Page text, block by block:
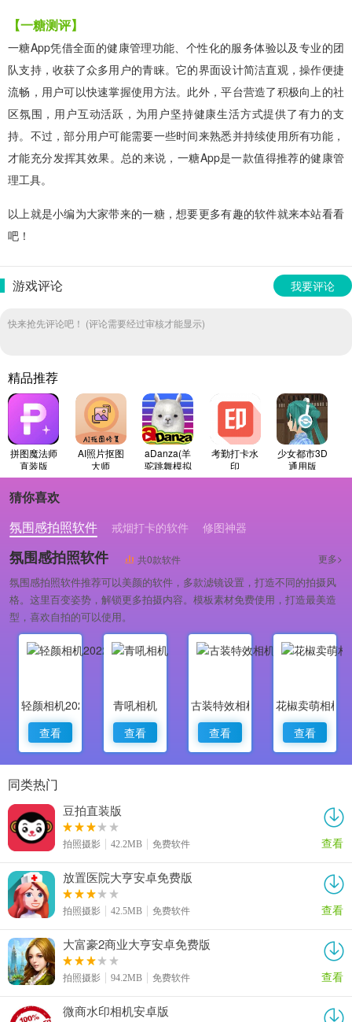
【一糖测评】
一糖App凭借全面的健康管理功能、个性化的服务体验以及专业的团
队支持，收获了众多用户的青睐。它的界面设计简洁直观，操作便捷
流畅，用户可以快速掌握使用方法。此外，平台营造了积极向上的社
区氛围，用户互动活跃，为用户坚持健康生活方式提供了有力的支
持。不过，部分用户可能需要一些时间来熟悉并持续使用所有功能，
才能充分发挥其效果。总的来说，一糖App是一款值得推荐的健康管
理工具。
以上就是小编为大家带来的一糖，想要更多有趣的软件就来本站看看
吧！
游戏评论 我要评论
快来抢先评论吧！ (评论需要经过审核才能显示)
精品推荐
拼图魔法师
直装版
AI照片抠图
大师
aDanza(羊
驼跳舞模拟
器)手机正版
考勤打卡水
印
少女都市3D
通用版
猜你喜欢
氛围感拍照软件
戒烟打卡的软件 修图神器
氛围感拍照软件 共0款软件 更多>
氛围感拍照软件推荐可以美颜的软件，多款滤镜设置，打造不同的拍摄风
格。这里百变姿势，解锁更多拍摄内容。模板素材免费使用，打造最美造
型，喜欢自拍的可以使用。
轻颜相机2022最新版
查看
青吼相机
查看
古装特效相机
查看
花椒卖萌相机
查看
同类热门
豆拍直装版
拍照摄影 42.2MB 免费软件 查看
放置医院大亨安卓免费版
拍照摄影 42.5MB 免费软件 查看
大富豪2商业大亨安卓免费版
拍照摄影 94.2MB 免费软件 查看
微商水印相机安卓版